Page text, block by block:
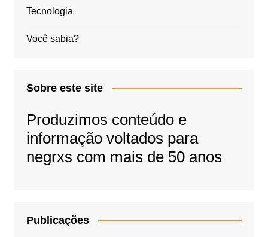
Tecnologia
Você sabia?
Sobre este site
Produzimos conteúdo e
informação voltados para
negrxs com mais de 50 anos
Publicações